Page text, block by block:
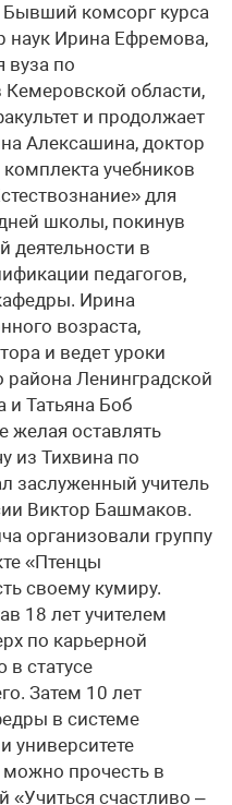
комсорг курса
наук Ирина Ефремова,
вуза по
области,
и продолжает
Алексашина, доктор
комплекта учебников
для
школы, покинув
деятельности в
педагогов,
Ирина
возраста,
и ведет уроки
района Ленинградской
и Татьяна Боб
желая оставлять
из Тихвина по
заслуженный учитель
Виктор Башмаков.
организовали группу
«Птенцы
своему кумиру.
18 лет учителем
по карьерной
статусе
Затем 10 лет
в системе
университете
прочесть в
«Учиться счастливо –